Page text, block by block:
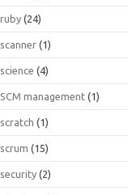
ruby (24)
scanner (1)
science (4)
SCM management (1)
scratch (1)
scrum (15)
security (2)